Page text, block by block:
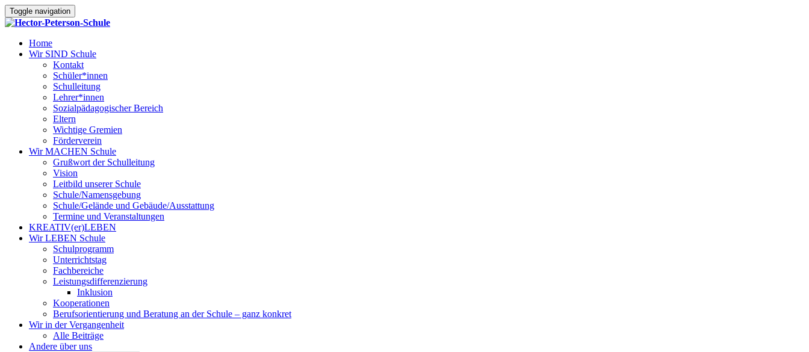
Toggle navigation
Home
Wir SIND Schule
Kontakt
Schüler*innen
Schulleitung
Lehrer*innen
Sozialpädagogischer Bereich
Eltern
Wichtige Gremien
Förderverein
Wir MACHEN Schule
Grußwort der Schulleitung
Vision
Leitbild unserer Schule
Schule/Namensgebung
Schule/Gelände und Gebäude/Ausstattung
Termine und Veranstaltungen
KREATIV(er)LEBEN
Wir LEBEN Schule
Schulprogramm
Unterrichtstag
Fachbereiche
Leistungsdifferenzierung
Inklusion
Kooperationen
Berufsorientierung und Beratung an der Schule – ganz konkret
Wir in der Vergangenheit
Alle Beiträge
Andere über uns